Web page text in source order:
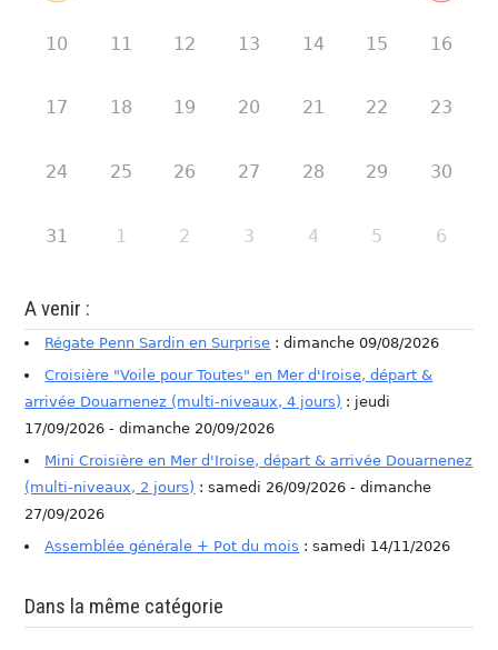
10 11 12 13 14 15 16
17 18 19 20 21 22 23
24 25 26 27 28 29 30
31 1 2 3 4 5 6
A venir :
Régate Penn Sardin en Surprise : dimanche 09/08/2026
Croisière "Voile pour Toutes" en Mer d'Iroise, départ &
arrivée Douarnenez (multi-niveaux, 4 jours) : jeudi
17/09/2026 - dimanche 20/09/2026
Mini Croisière en Mer d'Iroise, départ & arrivée Douarnenez
(multi-niveaux, 2 jours) : samedi 26/09/2026 - dimanche
27/09/2026
Assemblée générale + Pot du mois : samedi 14/11/2026
Dans la même catégorie